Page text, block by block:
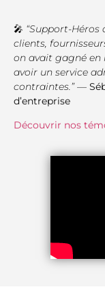
🎤 “Support-Héros
clients,
on avait gagné en
avoir un service
contraintes.”—
d’entreprise
Découvrir nos